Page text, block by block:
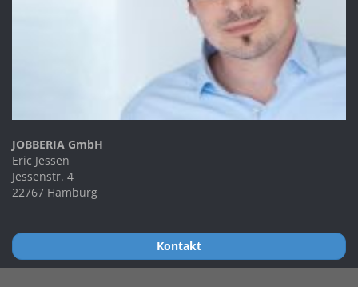
JOBBERIA GmbH
Eric Jessen
Jessenstr. 4
22767 Hamburg
Kontakt